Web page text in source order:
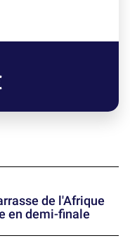
de l'Afrique
en demi-finale